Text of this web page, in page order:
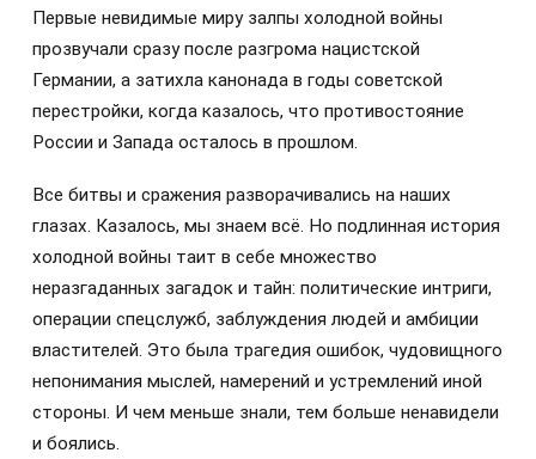
Первые невидимые миру залпы холодной войны
прозвучали сразу после разгрома нацистской
Германии, а затихла канонада в годы советской
перестройки, когда казалось, что противостояние
России и Запада осталось в прошлом.
Все битвы и сражения разворачивались на наших
глазах. Казалось, мы знаем всё. Но подлинная история
холодной войны таит в себе множество
неразгаданных загадок и тайн: политические интриги,
операции спецслужб, заблуждения людей и амбиции
властителей. Это была трагедия ошибок, чудовищного
непонимания мыслей, намерений и устремлений иной
стороны. И чем меньше знали, тем больше ненавидели
и боялись.